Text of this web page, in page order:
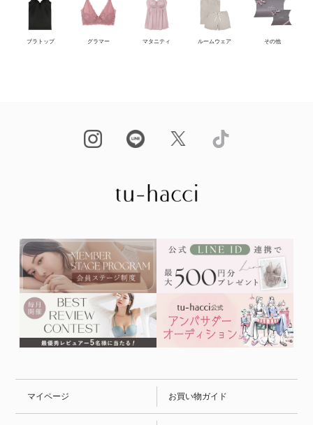
ブラトップ グラマー マタニティ ルームウェア その他
マイページ お買い物ガイド